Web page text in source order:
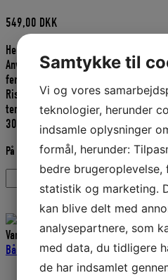
549,00 DKK
Hempel selvpolerende bundmaling
Anvendes som bundmaling til både
ferro-cement. Bør ikke anvendes på
Risiko for korrosion ved direkte
tempererede farvande.
30170 Marineblå. 2,5 liter.
På lager
SELVPOLERENDE
BUNDMALING
30170
MARINEBLÅ
-
Tilføj til kurv
Varenummer (SKU):H43-121-250
Bådudstyr,Maling-Hempel,Maling og
Samtykke til
Vi og vores
teknologier, herunder
indsamle oplysninger
formål, herunder:
bedre brugeroplevelse,
statistik og marketing.
kan blive delt med
analysepartnere, som
med data, du tidligere
de har indsamlet